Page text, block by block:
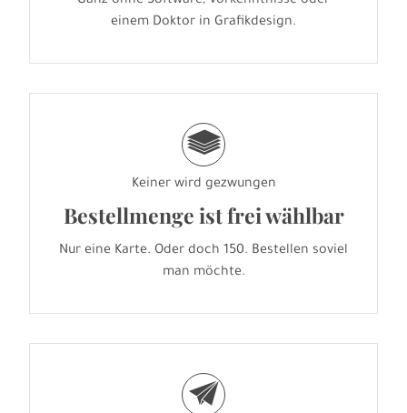
einem Doktor in Grafikdesign.
g
Keiner wird gezwungen
Bestellmenge ist frei wählbar
Nur eine Karte. Oder doch 150. Bestellen soviel
man möchte.
e